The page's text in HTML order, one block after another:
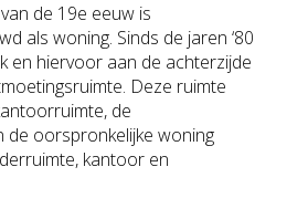
de 19e eeuw is
als woning. Sinds de jaren ‘80
en hiervoor aan de achterzijde
Deze ruimte
de
de oorspronkelijke woning
kantoor en